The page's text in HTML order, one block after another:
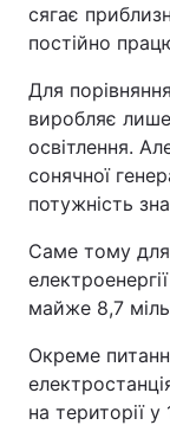
сягає
постійно
Для
виробляє
освітлення.
сонячної
потужність
Саме тому для
майже 8,7
Окреме
на території